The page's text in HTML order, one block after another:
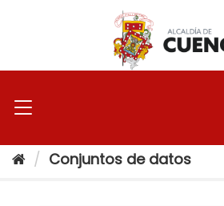
Conjuntos de datos